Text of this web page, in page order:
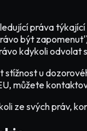
práva
být
kdykoli odvolat
u
můžete
ze svých práv,